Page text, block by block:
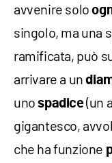
avvenire solo
singolo, ma una
ramificata, può
arrivare a un
unospadice(un
gigantesco,
che ha funzione